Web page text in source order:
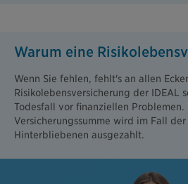
Warum eine
Wenn Sie fehlen, fehlt's an allen
Risikolebensversicherung der IDEAL
Todesfall vor finanziellen
Versicherungssumme wird im Fall
Hinterbliebenen ausgezahlt.